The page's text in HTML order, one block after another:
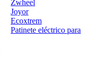
Zwheel
Joyor
Ecoxtrem
Patinete eléctrico para